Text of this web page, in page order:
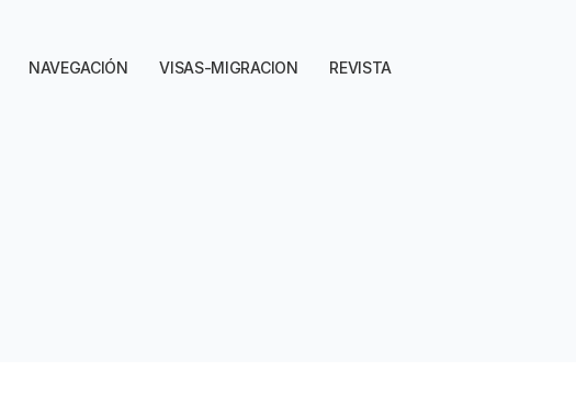
NAVEGACIÓN VISAS-MIGRACION REVISTA